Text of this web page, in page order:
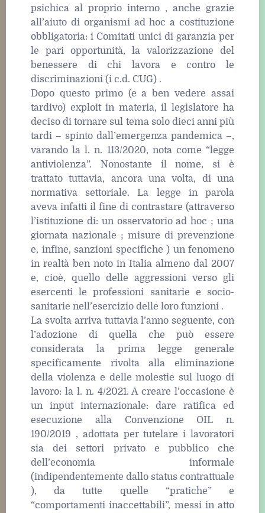
psichica al proprio interno , anche grazie
all’aiuto di organismi ad hoc a costituzione
obbligatoria: i Comitati unici di garanzia per
le pari opportunità, la valorizzazione del
benessere di chi lavora e contro le
discriminazioni (i c.d. CUG) .
Dopo questo primo (e a ben vedere assai
tardivo) exploit in materia, il legislatore ha
deciso di tornare sul tema solo dieci anni più
tardi – spinto dall’emergenza pandemica –,
varando la l. n. 113/2020, nota come “legge
antiviolenza”. Nonostante il nome, si è
trattato tuttavia, ancora una volta, di una
normativa settoriale. La legge in parola
aveva infatti il fine di contrastare (attraverso
l’istituzione di: un osservatorio ad hoc ; una
giornata nazionale ; misure di prevenzione
e, infine, sanzioni specifiche ) un fenomeno
in realtà ben noto in Italia almeno dal 2007
e, cioè, quello delle aggressioni verso gli
esercenti le professioni sanitarie e socio-
sanitarie nell’esercizio delle loro funzioni .
La svolta arriva tuttavia l’anno seguente, con
l’adozione di quella che può essere
considerata la prima legge generale
specificamente rivolta alla eliminazione
della violenza e delle molestie sul luogo di
lavoro: la l. n. 4/2021. A creare l’occasione è
un input internazionale: dare ratifica ed
esecuzione alla Convenzione OIL n.
190/2019 , adottata per tutelare i lavoratori
sia dei settori privato e pubblico che
dell’economia informale
(indipendentemente dallo status contrattuale
), da tutte quelle “pratiche” e
“comportamenti inaccettabili”, messi in atto